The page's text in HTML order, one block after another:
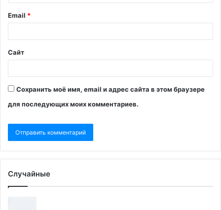
Email *
Сайт
Сохранить моё имя, email и адрес сайта в этом браузере
для последующих моих комментариев.
Случайные